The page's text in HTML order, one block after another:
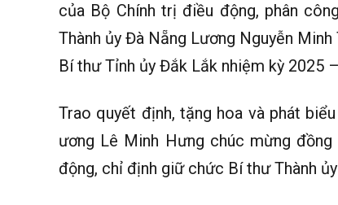
của Bộ Chính trị điều động, phân
Thành ủy Đà Nẵng Lương Nguyễn
Bí thư Tỉnh ủy Đắk Lắk nhiệm kỳ 2025
Trao quyết định, tặng hoa và phát
ương Lê Minh Hưng chúc mừng
động, chỉ định giữ chức Bí thư Thành